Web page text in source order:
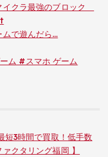
イクラ最強のブロック
ムで遊んだら…
ム #スマホ ゲーム
短3時間で買取！低手数
クタリング福岡 】